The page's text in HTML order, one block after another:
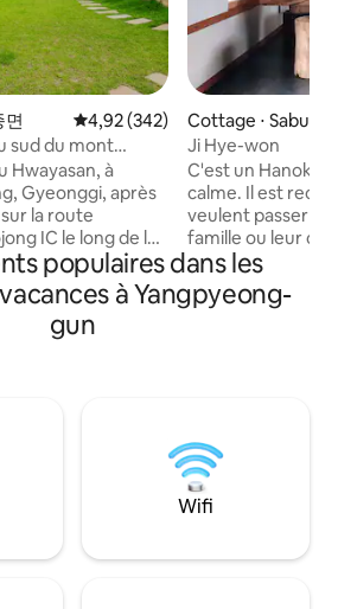
면 Évaluation moyenne sur la
4,92 (342)
sud du mont
Seoul Walkerhill,
annexe pour les
Hwayasan, à
Gyeonggi, après
la route
IC le long de la
puis monté sur le
la route en
à la
trouverez votre
l'armoise et la
été, jouer dans
légumes ssam
l'idéal pour
Cottage ⋅ Sabuk-
uncheon
Ji Hye-won
C'est un Hanok
calme. Il est
veulent passer
famille ou leur
besoin d'une
un endroit
journée, vous
réservations
pour 2
février et pour 4
partir de mars.
populaires dans les
à Yangpyeong-
gun
Wifi